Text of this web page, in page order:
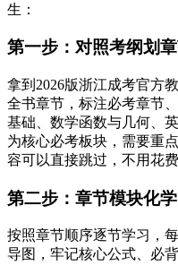
生：
第一步：对照考纲划
拿到2026版浙江成考官方
全书章节，标注必考章节
基础、数学函数与几何、
为核心必考板块，需要重
容可以直接跳过，不用花
第二步：章节模块化
按照章节顺序逐节学习，
导图，牢记核心公式、必